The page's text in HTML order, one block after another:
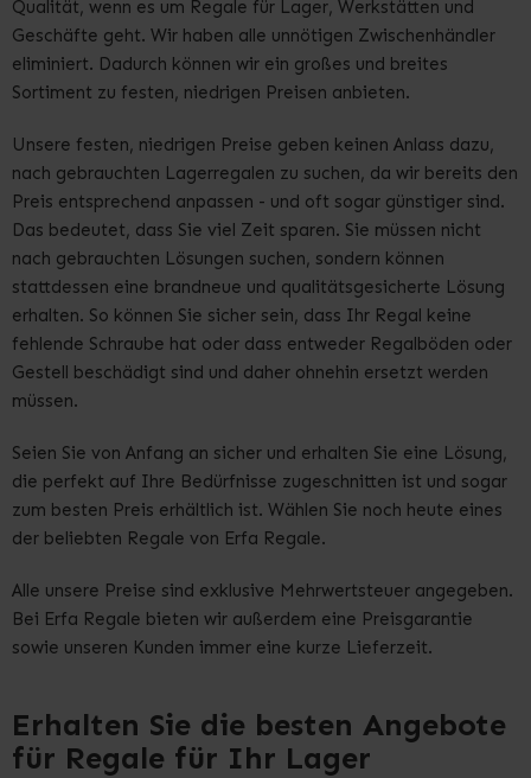
Qualität, wenn es um Regale für Lager, Werkstätten und
Geschäfte geht. Wir haben alle unnötigen Zwischenhändler
eliminiert. Dadurch können wir ein großes und breites
Sortiment zu festen, niedrigen Preisen anbieten.
Unsere festen, niedrigen Preise geben keinen Anlass dazu,
nach gebrauchten Lagerregalen zu suchen, da wir bereits den
Preis entsprechend anpassen - und oft sogar günstiger sind.
Das bedeutet, dass Sie viel Zeit sparen. Sie müssen nicht
nach gebrauchten Lösungen suchen, sondern können
stattdessen eine brandneue und qualitätsgesicherte Lösung
erhalten. So können Sie sicher sein, dass Ihr Regal keine
fehlende Schraube hat oder dass entweder Regalböden oder
Gestell beschädigt sind und daher ohnehin ersetzt werden
müssen.
Seien Sie von Anfang an sicher und erhalten Sie eine Lösung,
die perfekt auf Ihre Bedürfnisse zugeschnitten ist und sogar
zum besten Preis erhältlich ist. Wählen Sie noch heute eines
der beliebten Regale von Erfa Regale.
Alle unsere Preise sind exklusive Mehrwertsteuer angegeben.
Bei Erfa Regale bieten wir außerdem eine Preisgarantie
sowie unseren Kunden immer eine kurze Lieferzeit.
Erhalten Sie die besten Angebote
für Regale für Ihr Lager